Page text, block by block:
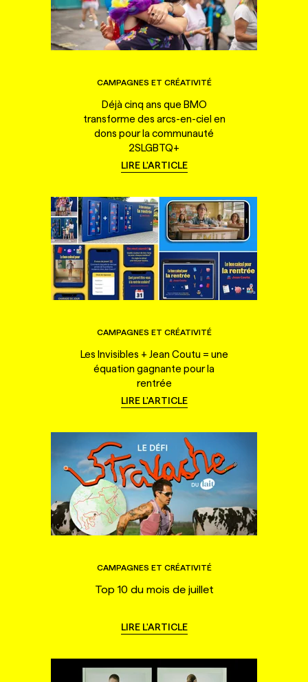
CAMPAGNES ET CRÉATIVITÉ
Déjà cinq ans que BMO
transforme des arcs-en-ciel en
dons pour la communauté
2SLGBTQ+
LIRE L'ARTICLE
CAMPAGNES ET CRÉATIVITÉ
Les Invisibles + Jean Coutu = une
équation gagnante pour la
rentrée
LIRE L'ARTICLE
CAMPAGNES ET CRÉATIVITÉ
Top 10 du mois de juillet
LIRE L'ARTICLE